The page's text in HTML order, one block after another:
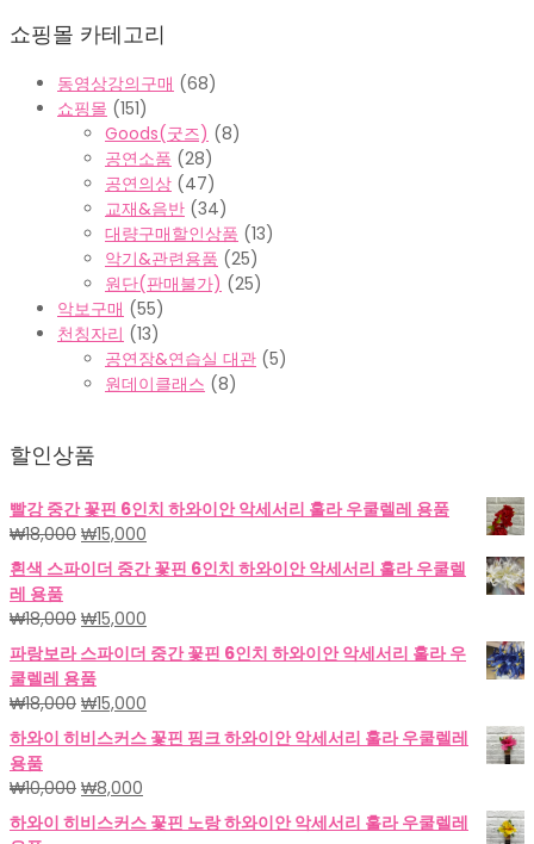
쇼핑몰 카테고리
동영상강의구매 (68)
쇼핑몰 (151)
Goods(굿즈) (8)
공연소품 (28)
공연의상 (47)
교재&음반 (34)
대량구매할인상품 (13)
악기&관련용품 (25)
원단(판매불가) (25)
악보구매 (55)
천칭자리 (13)
공연장&연습실 대관 (5)
원데이클래스 (8)
할인상품
빨강 중간 꽃핀 6인치 하와이안 악세서리 훌라 우쿨렐레 용품
₩18,000 원
래
가
격:
₩18,000.
₩15,000
재
가
₩15,000.
흰색 스파이더 중간 꽃핀 6인치 하와이안 악세서리 훌라 우쿨렐
레 용품
₩18,000 원
래
가
격:
₩18,000.
₩15,000
재
가
₩15,000.
파랑보라 스파이더 중간 꽃핀 6인치 하와이안 악세서리 훌라 우
쿨렐레 용품
₩18,000 원
래
가
격:
₩18,000.
₩15,000
재
가
하와이 히비스커스 꽃핀 핑크 하와이안 악세서리 훌라 우쿨렐레
용품
₩10,000 원
래
가
₩8,000
재
가
하와이 히비스커스 꽃핀 노랑 하와이안 악세서리 훌라 우쿨렐레